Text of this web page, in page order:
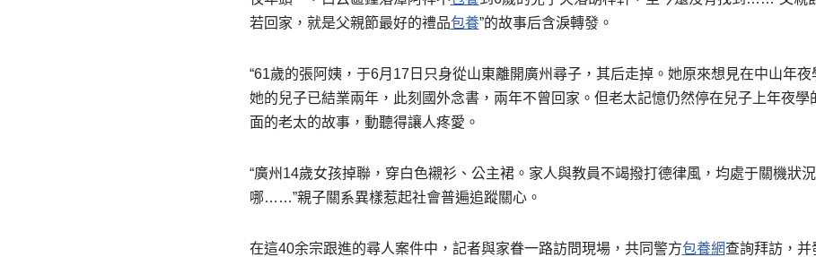
若回家，就是父親節最好的禮品包養”的故事后含淚轉發。
“61歲的張阿姨，于6月17日只身從山東離開廣州尋子，其后走掉。她原來想見在中山年
她的兒子已結業兩年，此刻國外念書，兩年不曾回家。但老太記憶仍然停在兒子上年夜
面的老太的故事，動聽得讓人疼愛。
“廣州14歲女孩掉聯，穿白色襯衫、公主裙。家人與教員不竭撥打德律風，均處于關機狀
哪……”親子關系異樣惹起社會普遍追蹤關心。
在這40余宗跟進的尋人案件中，記者與家眷一路訪問現場，共同警方包養網查詢拜訪，